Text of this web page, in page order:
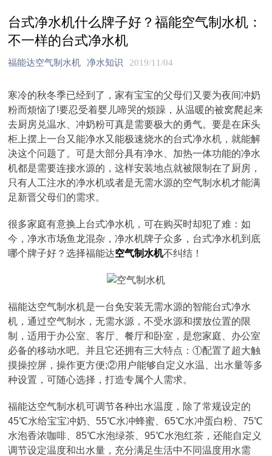
台式净水机什么牌子好？福能空气制水机：
不一样的台式净水机
福能达空气制水机 净水知识 2019/11/04
寒冷的秋冬季已经到了，家有宝宝的父母们又要为夜间冲奶
粉而烦恼了!要忍受着婴儿啼哭的烦躁，从温暖的被窝爬起来
去厨房兑温水、冲奶粉可真是需要极大的勇气。要是在床头
柜上摆上一台又能净水又能极速烧水的台式净水机，就能解
决这个问题了。可是大部分具有净水、加热一体功能的净水
机都是需要连接水源的，这样安装地点就被限制在了厨房，
只有人工注水的净水机或者是无需水源的空气制水机才能满
足新晋父母们的需求。
很多家庭有意换上台式净水机，可在购买时却犯了难：如
今，净水市场鱼龙混杂，净水机牌子众多，台式净水机到底
哪个牌子好？选择福能达空气制水机不纠结！
福能达空气制水机是一台免安装无需水源的智能台式净水
机，通过空气制水，无需水源，不受水源和摆放位置的限
制，适用于办公室、客厅、餐厅和卧室，是您家庭、办公室
必备的移动水吧。并且它还拥有三大特点：①配置了超大触
摸操控屏，操作更方便;②用户能够自定义水温、出水量等多
种设置，可随心选择，打造专属个人需求。
福能达空气制水机可调节各种出水温度，除了常规设定的
45℃水给宝宝冲奶、55℃水冲蜂蜜、65℃水冲蛋白粉、75℃
水泡香浓咖啡、85℃水泡绿茶、95℃水泡红茶，还能自定义
调节设定温度和出水量，充分满足生活中不同温度用水需